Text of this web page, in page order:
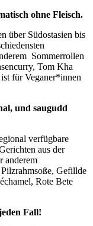
ohne Fleisch.
über Südostasien bis
Sommerrollen
Tom Kha
für Veganer*innen
und saugudd
verfügbare
aus der
anderem
Gefillde
Rote Bete
Fall!